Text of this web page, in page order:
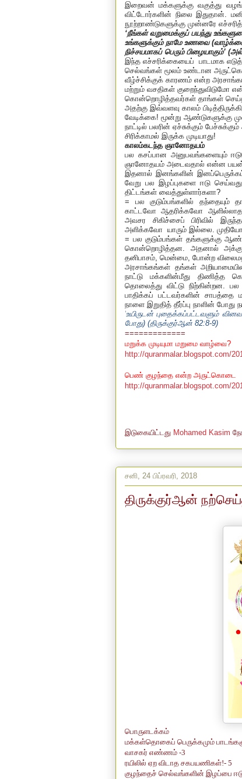
இறைவன் மக்களுக்கு வகுத்து
விட்டோர்களின் நிலை இதுதான்.
நூற்றாண்டுகளுக்கு முன்னரே
‘நீங்கள் வறுமைக்குப் பயந்து
உங்களுக்கும் நாமே உணவை
நிச்சயமாகப் பெரும் பிழையாகும்’ (
இந்த எச்சரிக்கையைப் பாடமாக
செல்வங்கள் மூலம் உண்டான
வீழ்ச்சிக்குக் காரணம் என்ற
மற்றும் வசதிகள்
கொன்றொழித்தவர்கள் தாங்கள்
அதற்கு இவ்வளவு காலம்
வேடிக்கை! மூன்று ஆண்டுகளுக்கு
நாட்டில் பலரின் ஏச்சுக்கும்
சிரிக்காமல் இருக்க முடியாது!
காலம்கடந்த ஞானோதயம்
பல கசப்பான அனுபவங்களையும்
ஞானோதயம் அடைவதால் என்ன
இதனால் இனங்களின்
வேறு பல இழப்புகளை ஈடு
திட்டங்கள் வைத்துள்ளார்களா?
= பல குடும்பங்களில் தந்தையும்
காட்டவோ ஆதரிக்கவோ ஆளில்லாத
அவசர சிகிச்சைப் பிரிவில்
அளிக்கவோ யாரும் இல்லை.
= பல குடும்பங்கள் தங்களுக்கு
கொன்றொழித்தன. அதனால்
தனிபாசம், மென்மை, போன்ற
அரசாங்கங்கள் தங்கள்
நாட்டு மக்களின்மீது திணித்த
தொலைத்து விட்டு நிற்கின்றன.
பாதிக்கப் பட்டவர்களின் சாபத்தை
நாளை இறுதித் தீர்ப்பு நாளின் போது
'உயிருடன் புதைக்கப்பட்டவளும்
போது) (திருக்குர்ஆன் 82:8-9)
=============
மறுக்க முடியுமா மறுமை வாழ்வை?
http://quranmalar.blogspot.com/
பெண் குழந்தை என்ற அருட்கொடை
http://quranmalar.blogspot.com/
இடுகையிட்டது Mohamed Kasim
சனி, 24 பிப்ரவரி, 2018
திருக்குர்ஆன்
பொருளடக்கம்
மக்கள்தொகைப் பெருக்கமும்
வாசகர் எண்ணம் -3
ரயிலில் ஏற விடாத சகபயணிகள்!- 5
குழந்தைச் செல்வங்களின் இழப்பை